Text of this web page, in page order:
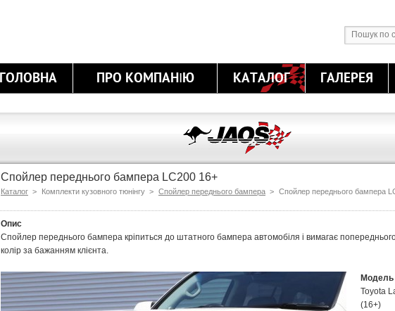
ГОЛОВНА ПРО КОМПАНІЮ КАТАЛОГ ГАЛЕРЕЯ
Спойлер переднього бампера LC200 16+
Каталог > Комплекти кузовного тюнінгу > Спойлер переднього бампера > Спойлер переднього бампера
Опис
Спойлер переднього бампера кріпиться до штатного бампера автомобіля і вимагає
колір за бажанням клієнта.
Модель
Toyota
(16+)